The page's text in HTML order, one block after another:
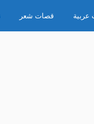
عربية قصات شعر